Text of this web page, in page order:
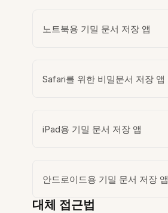
노트북용 기밀 문서 저장 앱
Safari를 위한 비밀문서 저장 앱
iPad용 기밀 문서 저장 앱
안드로이드용 기밀 문서 저장 앱
대체 접근법